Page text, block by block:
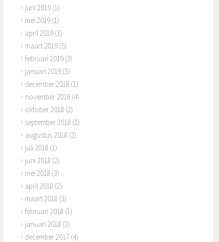
juni 2019 (1)
mei 2019 (1)
april 2019 (3)
maart 2019 (5)
februari 2019 (3)
januari 2019 (3)
december 2018 (1)
november 2018 (4)
oktober 2018 (2)
september 2018 (1)
augustus 2018 (2)
juli 2018 (1)
juni 2018 (2)
mei 2018 (3)
april 2018 (2)
maart 2018 (3)
februari 2018 (1)
januari 2018 (3)
december 2017 (4)